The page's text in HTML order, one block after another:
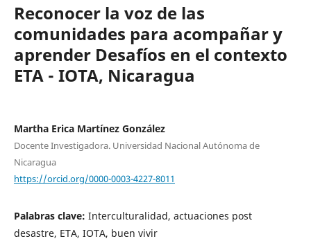
Reconocer la voz de las
comunidades para acompañar y
aprender Desafíos en el contexto
ETA - IOTA, Nicaragua
Martha Erica Martínez González
Docente Investigadora. Universidad Nacional Autónoma de
Nicaragua
https://orcid.org/0000-0003-4227-8011
Palabras clave: Interculturalidad, actuaciones post
desastre, ETA, IOTA, buen vivir